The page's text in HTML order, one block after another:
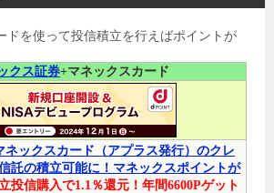
ドを使って投信積立を行えばポイントが
クス証券+マネックスカード
ネックスカード（アプラス発行）のクレ
託の積立可能に！マネックスポイントが
投信購入で1.1％還元！年間6600Pゲット